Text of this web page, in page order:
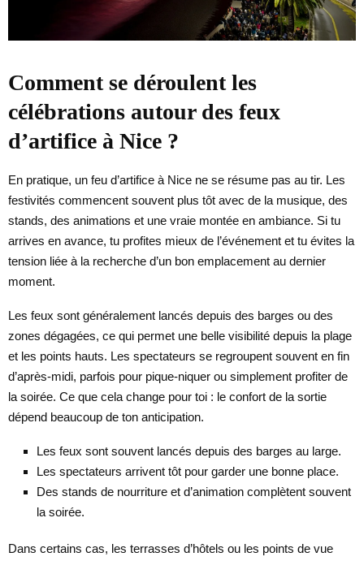
Comment se déroulent les
célébrations autour des feux
d’artifice à Nice ?
En pratique, un feu d’artifice à Nice ne se résume pas au tir. Les
festivités commencent souvent plus tôt avec de la musique, des
stands, des animations et une vraie montée en ambiance. Si tu
arrives en avance, tu profites mieux de l’événement et tu évites la
tension liée à la recherche d’un bon emplacement au dernier
moment.
Les feux sont généralement lancés depuis des barges ou des
zones dégagées, ce qui permet une belle visibilité depuis la plage
et les points hauts. Les spectateurs se regroupent souvent en fin
d’après-midi, parfois pour pique-niquer ou simplement profiter de
la soirée. Ce que cela change pour toi : le confort de la sortie
dépend beaucoup de ton anticipation.
Les feux sont souvent lancés depuis des barges au large.
Les spectateurs arrivent tôt pour garder une bonne place.
Des stands de nourriture et d’animation complètent souvent
la soirée.
Dans certains cas, les terrasses d’hôtels ou les points de vue